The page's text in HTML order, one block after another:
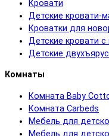
Кровати
Детские кровати-
Кроватки для
Детские кровати
Детские
Комнаты
Комната Baby
Комната Carbeds
Мебель для
Мебель для